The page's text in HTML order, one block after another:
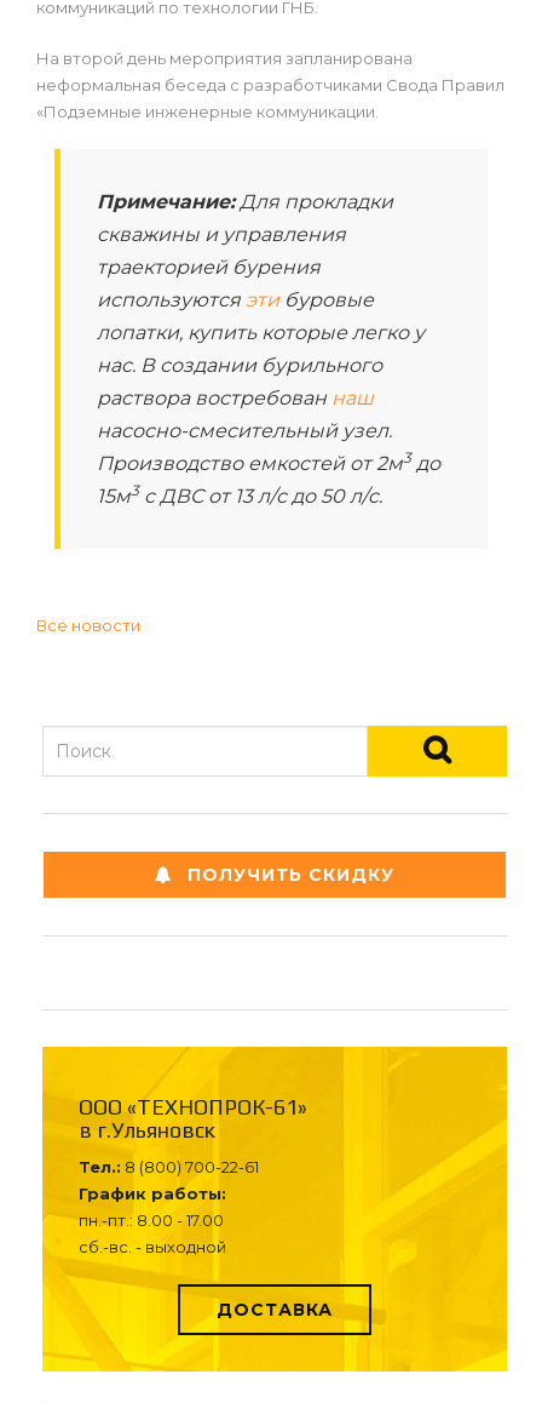
коммуникаций по технологии ГНБ.
На второй день мероприятия запланирована
неформальная беседа с разработчиками Свода Правил
«Подземные инженерные коммуникации.
Примечание:Для прокладки
скважины и управления
траекторией бурения
используются этибуровые
лопатки, купить которые легко у
нас. В создании бурильного
раствора востребован наш
насосно-смесительный узел.
Производство емкостей от 2м3 до
15м3 с ДВС от 13 л/с до 50 л/c.
Все новости
ПОЛУЧИТЬ СКИДКУ
ООО «ТЕХНОПРОК-61»
в г.Ульяновск
Тел.: 8 (800) 700-22-61
График работы:
пн.-пт.: 8.00 - 17.00
сб.-вс. - выходной
ДОСТАВКА